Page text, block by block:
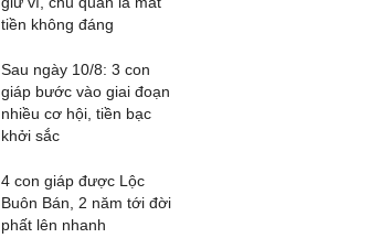
tiền không đáng
Sau ngày 10/8: 3 con
giáp bước vào giai đoạn
nhiều cơ hội, tiền bạc
khởi sắc
4 con giáp được Lộc
Buôn Bán, 2 năm tới đời
phất lên nhanh